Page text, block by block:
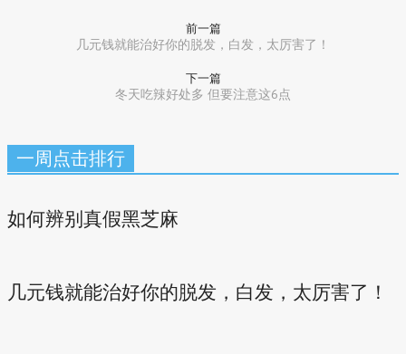
前一篇
几元钱就能治好你的脱发，白发，太厉害了！
下一篇
冬天吃辣好处多 但要注意这6点
一周点击排行
如何辨别真假黑芝麻
几元钱就能治好你的脱发，白发，太厉害了！